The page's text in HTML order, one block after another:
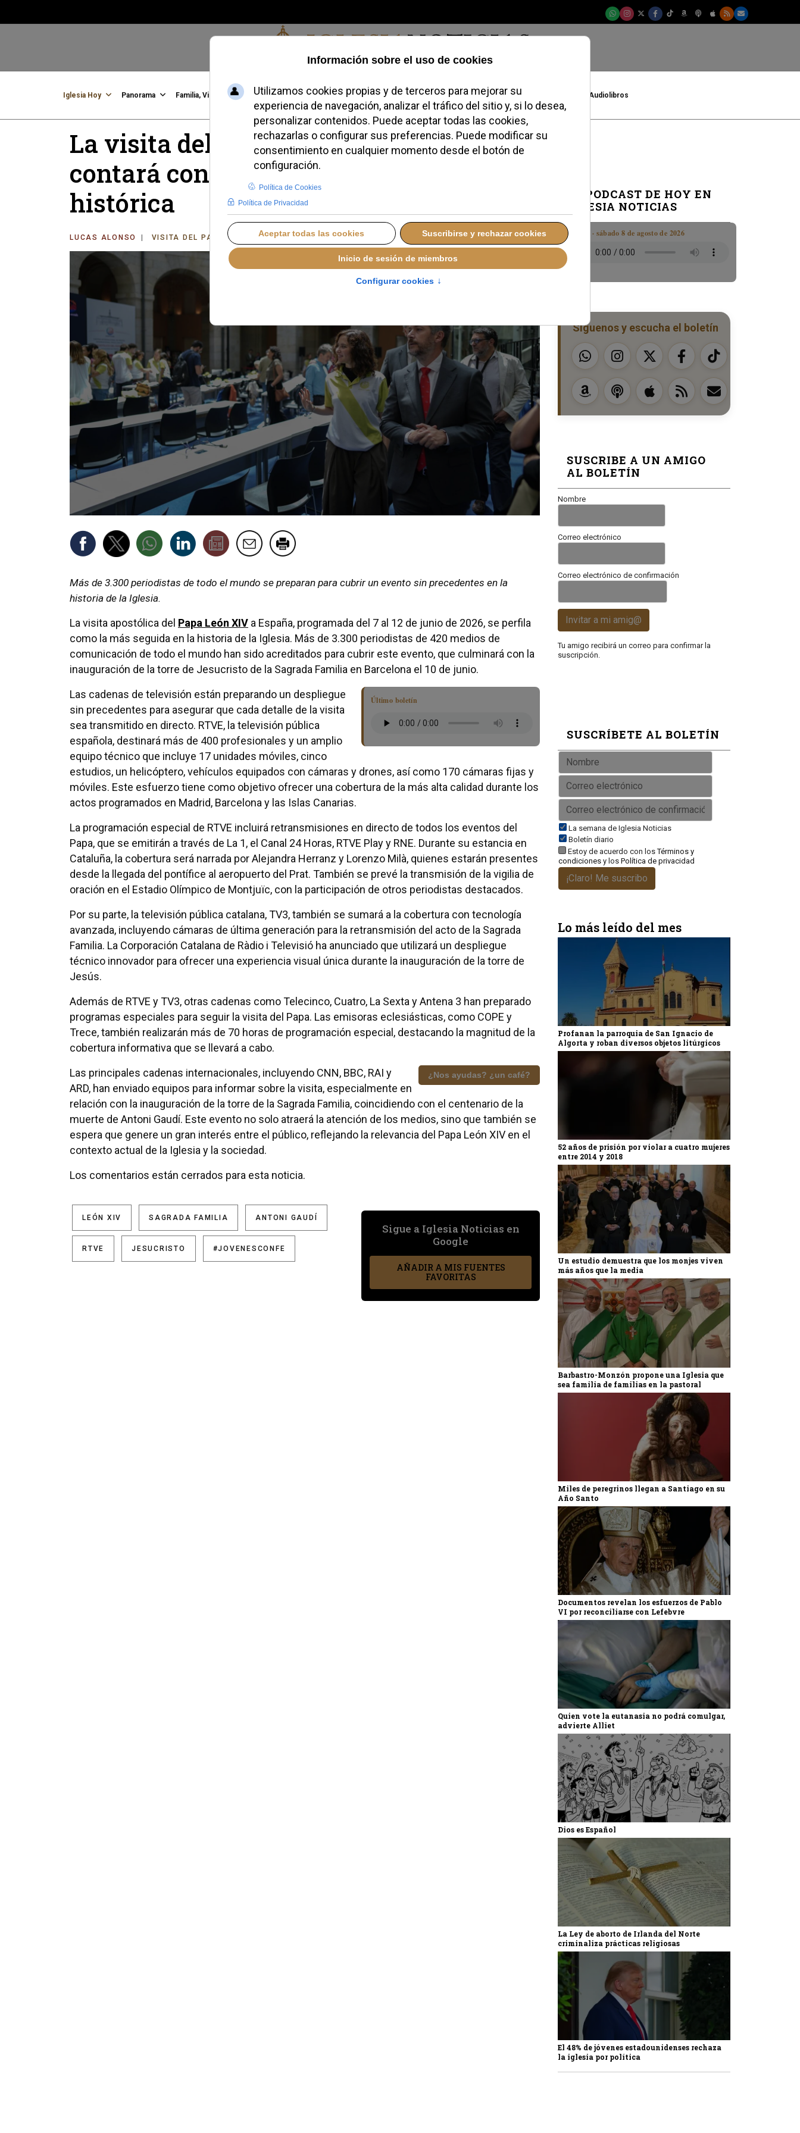
Sábado, 08 de agosto de 2026
Iglesia Hoy Panorama Familia, Vida, Identidad Credofobiómetro Blogs Temas Buscar #JovenesConFe Podcast Audiolibros
La visita del Papa León XIV a España
contará con una cobertura mediática
histórica
LUCAS ALONSO VISITA DEL PAPA LEÓN XIV A ESPAÑA SÁBADO, 06 JUNIO 2026 09:50
Más de 3.300 periodistas de todo el mundo se preparan para cubrir un evento sin precedentes en la
historia de la Iglesia.
La visita apostólica del Papa León XIV a España, programada del 7 al 12 de junio de 2026, se perfila
como la más seguida en la historia de la Iglesia. Más de 3.300 periodistas de 420 medios de
comunicación de todo el mundo han sido acreditados para cubrir este evento, que culminará con la
inauguración de la torre de Jesucristo de la Sagrada Familia en Barcelona el 10 de junio.
Último boletín
Las cadenas de televisión están preparando un despliegue
sin precedentes para asegurar que cada detalle de la visita
sea transmitido en directo. RTVE, la televisión pública
española, destinará más de 400 profesionales y un amplio
equipo técnico que incluye 17 unidades móviles, cinco
estudios, un helicóptero, vehículos equipados con cámaras y drones, así como 170 cámaras fijas y
móviles. Este esfuerzo tiene como objetivo ofrecer una cobertura de la más alta calidad durante los
actos programados en Madrid, Barcelona y las Islas Canarias.
La programación especial de RTVE incluirá retransmisiones en directo de todos los eventos del
Papa, que se emitirán a través de La 1, el Canal 24 Horas, RTVE Play y RNE. Durante su estancia en
Cataluña, la cobertura será narrada por Alejandra Herranz y Lorenzo Milà, quienes estarán presentes
desde la llegada del pontífice al aeropuerto del Prat. También se prevé la transmisión de la vigilia de
oración en el Estadio Olímpico de Montjuïc, con la participación de otros periodistas destacados.
Por su parte, la televisión pública catalana, TV3, también se sumará a la cobertura con tecnología
avanzada, incluyendo cámaras de última generación para la retransmisión del acto de la Sagrada
Familia. La Corporación Catalana de Ràdio i Televisió ha anunciado que utilizará un despliegue
técnico innovador para ofrecer una experiencia visual única durante la inauguración de la torre de
Jesús.
Además de RTVE y TV3, otras cadenas como Telecinco, Cuatro, La Sexta y Antena 3 han preparado
programas especiales para seguir la visita del Papa. Las emisoras eclesiásticas, como COPE y
Trece, también realizarán más de 70 horas de programación especial, destacando la magnitud de la
cobertura informativa que se llevará a cabo.
¿Nos ayudas? ¿un café?
Las principales cadenas internacionales, incluyendo CNN, BBC, RAI y
ARD, han enviado equipos para informar sobre la visita, especialmente en
relación con la inauguración de la torre de la Sagrada Familia, coincidiendo con el centenario de la
muerte de Antoni Gaudí. Este evento no solo atraerá la atención de los medios, sino que también se
espera que genere un gran interés entre el público, reflejando la relevancia del Papa León XIV en el
contexto actual de la Iglesia y la sociedad.
Los comentarios están cerrados para esta noticia.
Sigue a Iglesia Noticias en
Google
AÑADIR A MIS FUENTES
FAVORITAS
LEÓN XIV SAGRADA FAMILIA ANTONI GAUDÍ
RTVE JESUCRISTO #JOVENESCONFE
EL PODCAST DE HOY EN
IGLESIA NOTICIAS
Boletín · sábado 8 de agosto de 2026
Síguenos y escucha el boletín
SUSCRIBE A UN AMIGO
AL BOLETÍN
Nombre
Correo electrónico
Correo electrónico de confirmación
Invitar a mi amig@
Tu amigo recibirá un correo para confirmar la
suscripción.
SUSCRÍBETE AL BOLETÍN
La semana de Iglesia Noticias
Boletín diario
Estoy de acuerdo con losTérminos y
condiciones y los Política de privacidad
¡Claro! Me suscribo
Lo más leído del mes
Profanan la parroquia de San Ignacio de
Algorta y roban diversos objetos litúrgicos
52 años de prisión por violar a cuatro mujeres
entre 2014 y 2018
Un estudio demuestra que los monjes viven
más años que la media
Barbastro-Monzón propone una Iglesia que
sea familia de familias en la pastoral
Miles de peregrinos llegan a Santiago en su
Año Santo
Documentos revelan los esfuerzos de Pablo
VI por reconciliarse con Lefebvre
Quien vote la eutanasia no podrá comulgar,
advierte Alliet
Dios es Español
La Ley de aborto de Irlanda del Norte
criminaliza prácticas religiosas
El 48% de jóvenes estadounidenses rechaza
la iglesia por política